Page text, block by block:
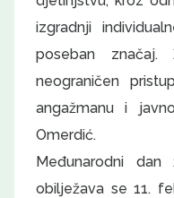
izgradnji
poseban
neograničen
angažmanu i
Omerdić.
Međunarodni
obilježava se 11.